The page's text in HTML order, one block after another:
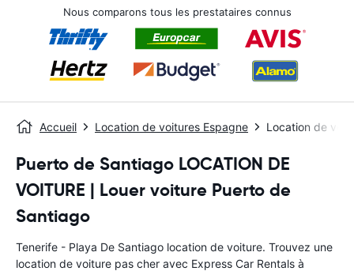
Nous comparons tous les prestataires connus
Accueil Location de voitures Espagne Location de
Puerto de Santiago LOCATION DE
VOITURE | Louer voiture Puerto de
Santiago
Tenerife - Playa De Santiago location de voiture. Trouvez une
location de voiture pas cher avec Express Car Rentals à